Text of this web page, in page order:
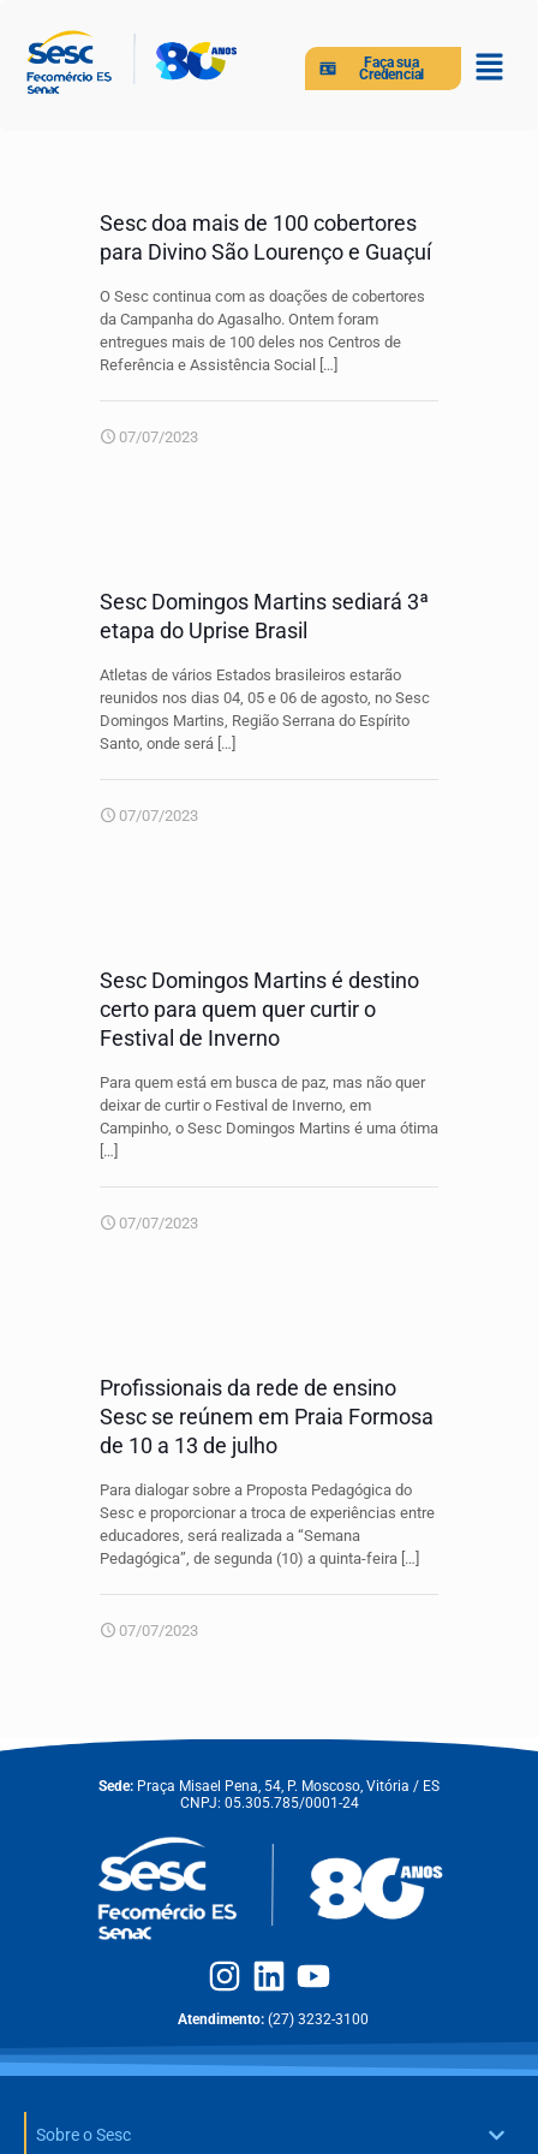
Faça sua
Credencial
Sesc doa mais de 100 cobertores
para Divino São Lourenço e Guaçuí
O Sesc continua com as doações de cobertores
da Campanha do Agasalho. Ontem foram
entregues mais de 100 deles nos Centros de
Referência e Assistência Social
[…]
07/07/2023
Sesc Domingos Martins sediará 3ª
etapa do Uprise Brasil
Atletas de vários Estados brasileiros estarão
reunidos nos dias 04, 05 e 06 de agosto, no Sesc
Domingos Martins, Região Serrana do Espírito
Santo, onde será […]
07/07/2023
Sesc Domingos Martins é destino
certo para quem quer curtir o
Festival de Inverno
Para quem está em busca de paz, mas não quer
deixar de curtir o Festival de Inverno, em
Campinho, o Sesc Domingos Martins é uma ótima
[…]
07/07/2023
Profissionais da rede de ensino
Sesc se reúnem em Praia Formosa
de 10 a 13 de julho
Para dialogar sobre a Proposta Pedagógica do
Sesc e proporcionar a troca de experiências entre
educadores, será realizada a “Semana
Pedagógica”, de segunda (10) a quinta-feira […]
07/07/2023
Sede: Praça Misael Pena, 54, P. Moscoso, Vitória / ES
CNPJ: 05.305.785/0001-24
Atendimento: (27) 3232-3100
Sobre o Sesc